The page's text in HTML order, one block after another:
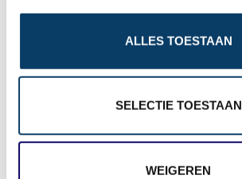
ALLES TOESTAAN
SELECTIE TOESTAAN
WEIGEREN